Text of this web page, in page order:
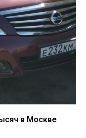
в Москве